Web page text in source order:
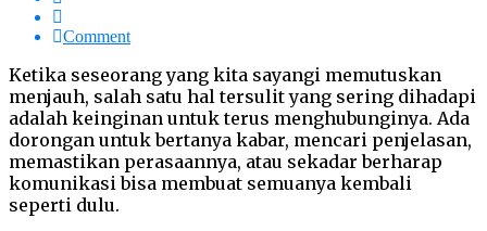
Comment
Ketika seseorang yang kita sayangi memutuskan
menjauh, salah satu hal tersulit yang sering dihadapi
adalah keinginan untuk terus menghubunginya. Ada
dorongan untuk bertanya kabar, mencari penjelasan,
memastikan perasaannya, atau sekadar berharap
komunikasi bisa membuat semuanya kembali
seperti dulu.